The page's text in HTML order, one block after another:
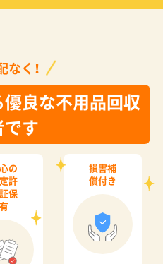
なく！
良な不用品回収
す
の
許
保
有
損害補
償付き